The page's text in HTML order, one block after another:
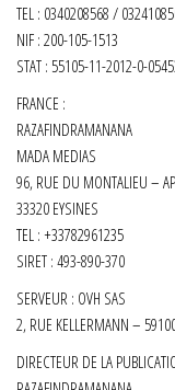
TEL : 0340208568 /
NIF : 200-105-1513
STAT : 55105-11-2012-0-
FRANCE :
RAZAFINDRAMANANA
MADA MEDIAS
96, RUE DU MONTALIEU –
33320 EYSINES
TEL : +33782961235
SIRET : 493-890-370
SERVEUR : OVH SAS
2, RUE KELLERMANN –
DIRECTEUR DE LA